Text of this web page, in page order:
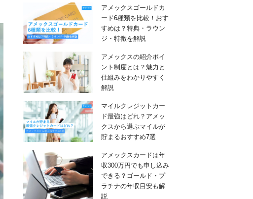
アメックスゴールドカ
ード6種類を比較！おす
すめは？特典・ラウン
ジ・特徴を解説
アメックスの紹介ポイ
ント制度とは？魅力と
仕組みをわかりやすく
解説
マイルクレジットカー
ド最強はどれ？アメッ
クスから選ぶマイルが
貯まるおすすめ7選
アメックスカードは年
収300万円でも申し込み
できる？ゴールド・プ
ラチナの年収目安も解
説